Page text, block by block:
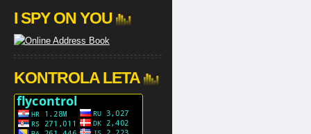
I SPY ON YOU
KONTROLA LETA